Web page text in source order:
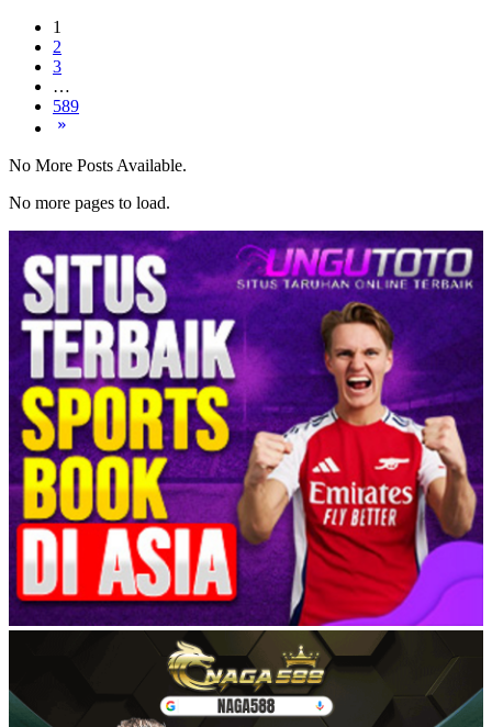
1
2
3
…
589
No More Posts Available.
No more pages to load.